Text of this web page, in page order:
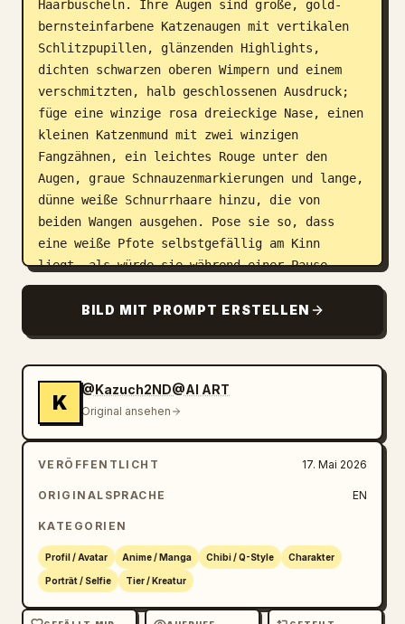
Haarbüscheln. Ihre Augen sind große, gold-
bernsteinfarbene Katzenaugen mit vertikalen
Schlitzpupillen, glänzenden Highlights,
dichten schwarzen oberen Wimpern und einem
verschmitzten, halb geschlossenen Ausdruck;
füge eine winzige rosa dreieckige Nase, einen
kleinen Katzenmund mit zwei winzigen
Fangzähnen, ein leichtes Rouge unter den
Augen, graue Schnauzenmarkierungen und lange,
dünne weiße Schnurrhaare hinzu, die von
beiden Wangen ausgehen. Pose sie so, dass
eine weiße Pfote selbstgefällig am Kinn
liegt, als würde sie während einer Pause
nachdenken. Kleide sie in ein primitives
Tribal-Fantasy-Outfit, das aus genau 5
Schulter, einer Reihe kleiner Elfenbein-
Fangzahn-Ornamente am Ausschnitt, braunen
Leder-Armwickeln am erhobenen Arm und einem
braunen Armband mit weißen Rautenmustern am
digitale Anime-Linienführung, weiche Cel-
Shading-Schattierungen, glänzende Haar-
Highlights, kontrastreiche schwarze
Umrandungen, detaillierte Felltextur an Ohren
und Kragen, einen niedlichen, aber leicht
wilden Ausdruck, keinen Text, kein
BILD MIT PROMPT ERSTELLEN
K
@Kazuch2ND@AI ART
Original ansehen
VERÖFFENTLICHT 17. Mai 2026
ORIGINALSPRACHE EN
KATEGORIEN
Profil / Avatar Anime / Manga Chibi / Q-Style Charakter
Porträt / Selfie Tier / Kreatur